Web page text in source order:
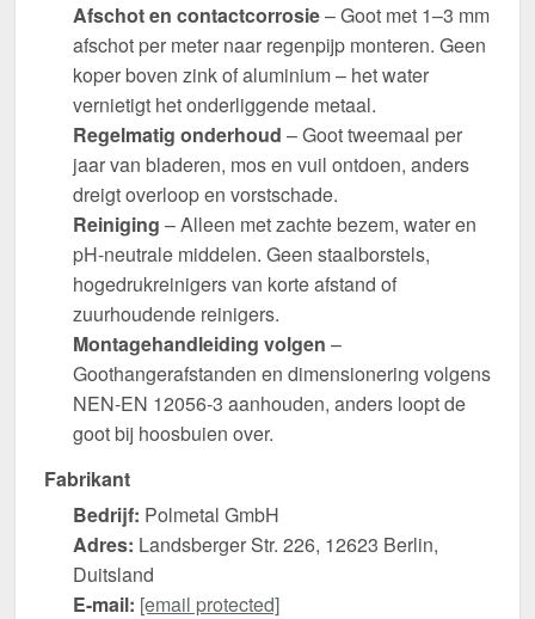
Afschot en contactcorrosie– Goot met 1–3 mm
afschot per meter naar regenpijp monteren. Geen
koper boven zink of aluminium – het water
vernietigt het onderliggende metaal.
Regelmatig onderhoud – Goot tweemaal per
jaar van bladeren, mos en vuil ontdoen, anders
dreigt overloop en vorstschade.
Reiniging – Alleen met zachte bezem, water en
pH-neutrale middelen. Geen staalborstels,
hogedrukreinigers van korte afstand of
zuurhoudende reinigers.
Montagehandleiding volgen –
Goothangerafstanden en dimensionering volgens
NEN-EN 12056-3 aanhouden, anders loopt de
goot bij hoosbuien over.
Fabrikant
Bedrijf: Polmetal GmbH
Adres: Landsberger Str. 226, 12623 Berlin,
Duitsland
E-mail: [email protected]